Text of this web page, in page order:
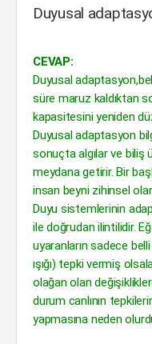
Duyusal
CEVAP:
Duyusal
süre maruz kaldıktan
kapasitesini yeniden
Duyusal adaptasyon
sonuçta algılar ve biliş
meydana getirir. Bir
insan beyni zihinsel
Duyu sistemlerinin
ile doğrudan ilintilidir.
uyaranların sadece
ışığı) tepki vermiş
olağan olan
durum canlının
yapmasına neden